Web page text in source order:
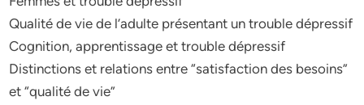
Qualité de vie de l’adulte présentant un trouble dépressif
Cognition, apprentissage et trouble dépressif
Distinctions et relations entre “satisfaction des besoins”
et “qualité de vie”